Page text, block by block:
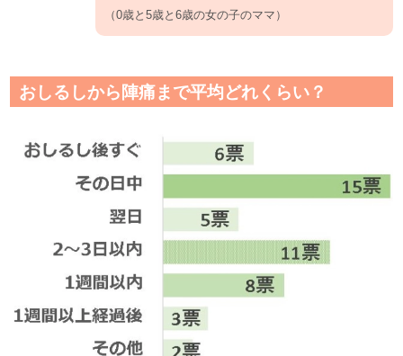
（0歳と5歳と6歳の女の子のママ）
おしるしから陣痛まで平均どれくらい？